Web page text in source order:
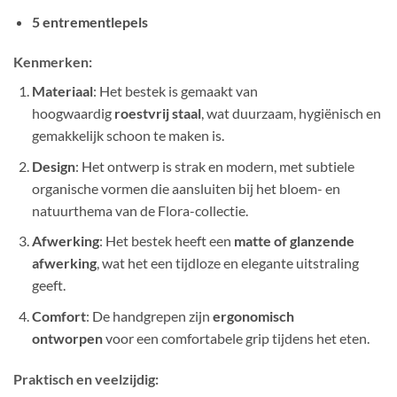
5 entrementlepels
Kenmerken:
Materiaal: Het bestek is gemaakt van
hoogwaardig roestvrij staal, wat duurzaam, hygiënisch en
gemakkelijk schoon te maken is.
Design: Het ontwerp is strak en modern, met subtiele
organische vormen die aansluiten bij het bloem- en
natuurthema van de Flora-collectie.
Afwerking: Het bestek heeft een matte of glanzende
afwerking, wat het een tijdloze en elegante uitstraling
geeft.
Comfort: De handgrepen zijn ergonomisch
ontworpenvoor een comfortabele grip tijdens het eten.
Praktisch en veelzijdig: